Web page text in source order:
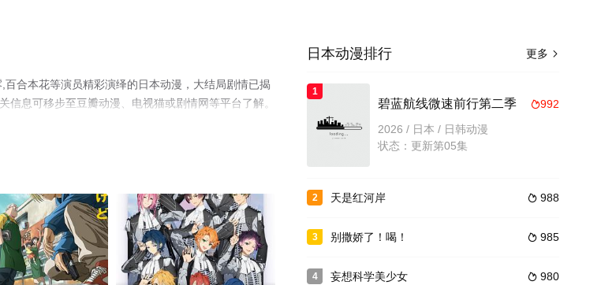
合本花等演员精彩演绎的日本动漫，大结局剧情已揭
息可移步至豆瓣动漫、电视猫或剧情网等平台了解。
更多 
日本动漫排行
1
992
碧蓝航线微速前行第二季
2026 / 日本 / 日韩动漫
状态：更新第05集
2  988
天是红河岸
3  985
别撒娇了！喝！
4  980
妄想科学美少女